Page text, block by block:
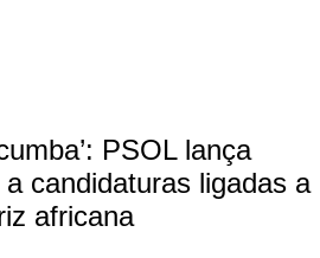
PSOL lança
candidaturas ligadas a
africana